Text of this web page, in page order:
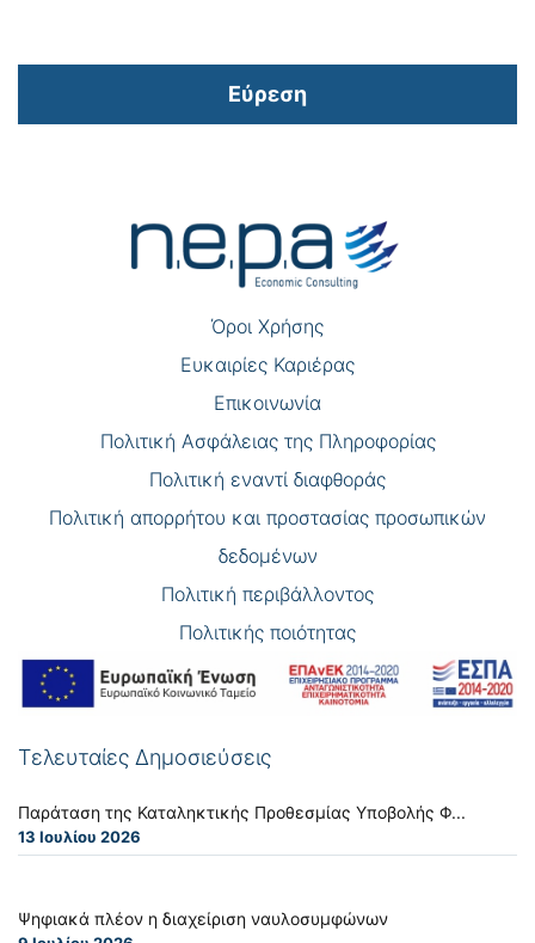
Εύρεση
άρθρων
Όροι Χρήσης
Eυκαιρίες Καριέρας
Επικοινωνία
Πολιτική Ασφάλειας της Πληροφορίας
Πολιτική εναντί διαφθοράς
Πολιτική απορρήτου και προστασίας προσωπικών
δεδομένων
Πολιτική περιβάλλοντος
Πολιτικής ποιότητας
Τελευταίες Δημοσιεύσεις
Παράταση της Καταληκτικής Προθεσμίας Υποβολής Φ...
13 Ιουλίου 2026
Ψηφιακά πλέον η διαχείριση ναυλοσυμφώνων